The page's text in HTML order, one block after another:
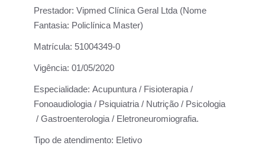
Prestador: Vipmed Clínica Geral Ltda (Nome
Fantasia: Policlínica Master)
Matrícula: 51004349-0
Vigência: 01/05/2020
Especialidade: Acupuntura / Fisioterapia /
Fonoaudiologia / Psiquiatria / Nutrição / Psicologia
/ Gastroenterologia / Eletroneuromiografia.
Tipo de atendimento: Eletivo